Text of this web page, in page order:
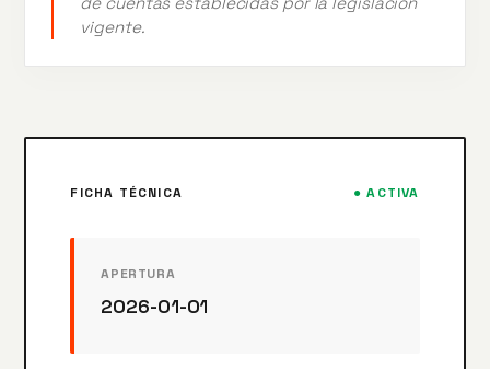
vigente.
FICHA TÉCNICA ● ACTIVA
APERTURA
2026-01-01